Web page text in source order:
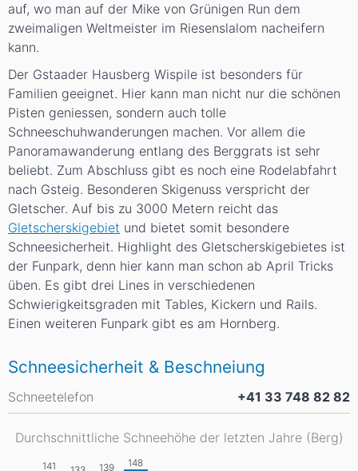
auf, wo man auf der Mike von Grünigen Run dem
zweimaligen Weltmeister im Riesenslalom nacheifern
kann.
Der Gstaader Hausberg Wispile ist besonders für
Familien geeignet. Hier kann man nicht nur die schönen
Pisten geniessen, sondern auch tolle
Schneeschuhwanderungen machen. Vor allem die
Panoramawanderung entlang des Berggrats ist sehr
beliebt. Zum Abschluss gibt es noch eine Rodelabfahrt
nach Gsteig. Besonderen Skigenuss verspricht der
Gletscher. Auf bis zu 3000 Metern reicht das
Gletscherskigebiet und bietet somit besondere
Schneesicherheit. Highlight des Gletscherskigebietes ist
der Funpark, denn hier kann man schon ab April Tricks
üben. Es gibt drei Lines in verschiedenen
Schwierigkeitsgraden mit Tables, Kickern und Rails.
Einen weiteren Funpark gibt es am Hornberg.
Schneesicherheit & Beschneiung
Schneetelefon +41 33 748 82 82
Durchschnittliche Schneehöhe der letzten Jahre (Berg)